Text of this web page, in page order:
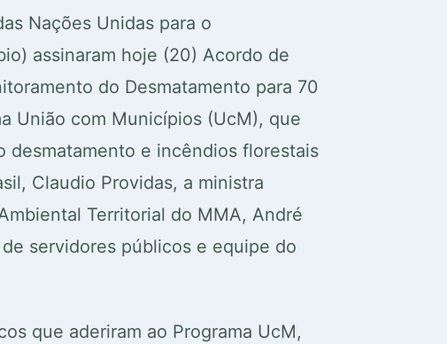
Nações Unidas para o
assinaram hoje (20) Acordo de
do Desmatamento para 70
União com Municípios (UcM), que
desmatamento e incêndios florestais
Claudio Providas, a ministra
Territorial do MMA, André
servidores públicos e equipe do
que aderiram ao Programa UcM,